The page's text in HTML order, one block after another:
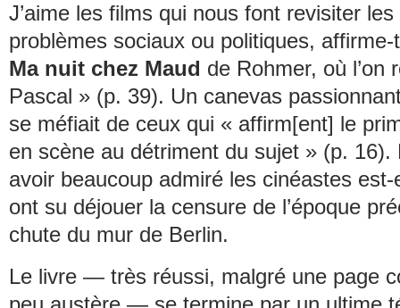
J’aime les films qui nous font revisiter les
problèmes sociaux ou politiques,
Ma nuit chez Maud de Rohmer, où l’on
Pascal » (p. 39). Un canevas
se méfiait de ceux qui « affirm[ent] le
en scène au détriment du sujet » (p. 16).
avoir beaucoup admiré les cinéastes est-
ont su déjouer la censure de l’époque
chute du mur de Berlin.
Le livre — très réussi, malgré une page